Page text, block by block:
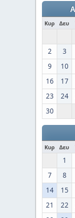
Κυρ Δευ
2
3
9
10
16
17
23
24
30
Κυρ Δευ
1
7
8
14
15
21
22